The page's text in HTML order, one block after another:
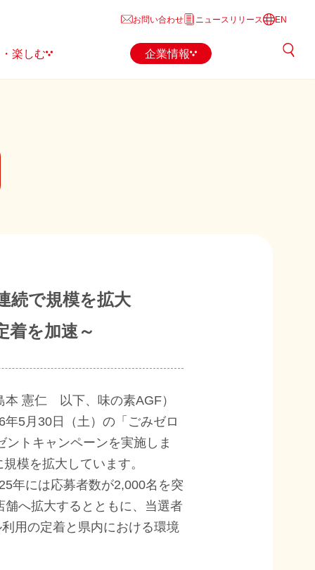
お問い合わせ ニュースリリース EN
楽しむ 企業情報
続で規模を拡大
着を加速～
本 憲仁 以下、味の素AGF）
5月30日（土）の「ごみゼロ
トキャンペーンを実施しま
模を拡大しています。
年には応募者数が2,000名を突
へ拡大するとともに、当選者
用の定着と県内における環境